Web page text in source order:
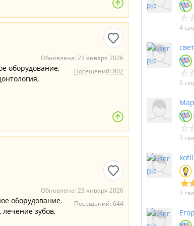
Обновлена: 23 января 2026
Посещений: 802
оборудование,
Обновлена: 23 января 2026
Посещений: 644
оборудование.
лечение зубов,
4
3
3
3